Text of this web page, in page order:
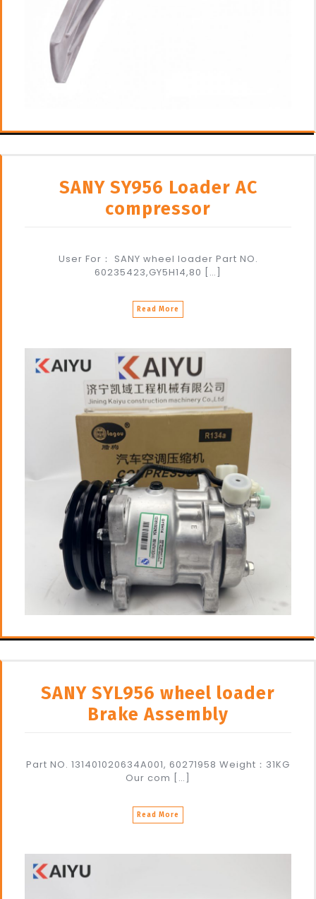
SANY SY956 Loader AC
compressor
User For： SANY wheel loader Part NO.
60235423,GY5H14,80 […]
Read More
SANY SYL956 wheel loader
Brake Assembly
Part NO. 131401020634A001, 60271958 Weight：31KG
Our com […]
Read More